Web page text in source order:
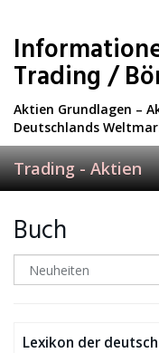
main
content
Trading /
Aktien Grundlagen –
Deutschlands
Trading - Aktien
Buch
Lexikon der